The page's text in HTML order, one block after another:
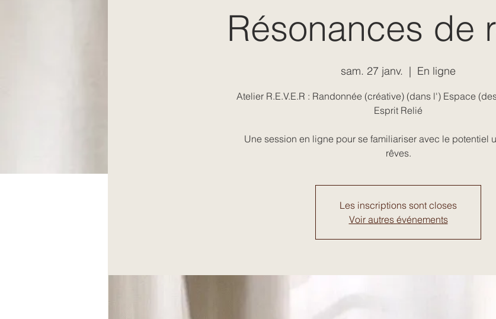
Résonances de
sam. 27 janv.
  |
En ligne
Atelier R.E.V.E.R : Randonnée (créative) (dans l') Espace
Esprit Relié
Une session en ligne pour se familiariser avec le potentiel
rêves.
Les inscriptions sont closes
Voir autres événements